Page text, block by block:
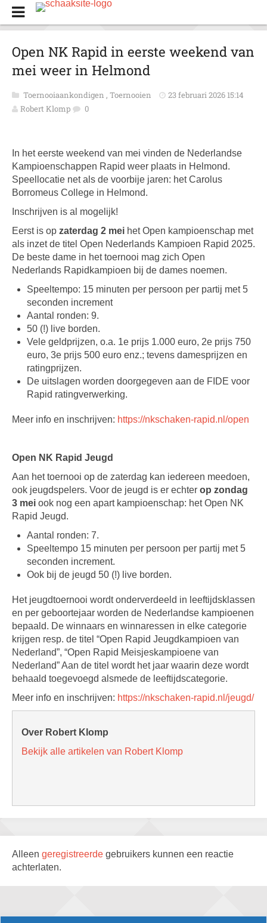
Open NK Rapid in eerste weekend van
mei weer in Helmond
Toernooiaankondigen , Toernooien
23 februari 2026 15:14
Robert Klomp
0
In het eerste weekend van mei vinden de Nederlandse
Kampioenschappen Rapid weer plaats in Helmond.
Speellocatie net als de voorbije jaren: het Carolus
Borromeus College in Helmond.
Inschrijven is al mogelijk!
Eerst is op zaterdag 2 mei het Open kampioenschap met
als inzet de titel Open Nederlands Kampioen Rapid 2025.
De beste dame in het toernooi mag zich Open
Nederlands Rapidkampioen bij de dames noemen.
Speeltempo: 15 minuten per persoon per partij met 5
seconden increment
Aantal ronden: 9.
50 (!) live borden.
Vele geldprijzen, o.a. 1e prijs 1.000 euro, 2e prijs 750
euro, 3e prijs 500 euro enz.; tevens damesprijzen en
ratingprijzen.
De uitslagen worden doorgegeven aan de FIDE voor
Rapid ratingverwerking.
Meer info en inschrijven: https://nkschaken-rapid.nl/open
Open NK Rapid Jeugd
Aan het toernooi op de zaterdag kan iedereen meedoen,
ook jeugdspelers. Voor de jeugd is er echter op zondag
3 mei ook nog een apart kampioenschap: het Open NK
Rapid Jeugd.
Aantal ronden: 7.
Speeltempo 15 minuten per persoon per partij met 5
seconden increment.
Ook bij de jeugd 50 (!) live borden.
Het jeugdtoernooi wordt onderverdeeld in leeftijdsklassen
en per geboortejaar worden de Nederlandse kampioenen
bepaald. De winnaars en winnaressen in elke categorie
krijgen resp. de titel “Open Rapid Jeugdkampioen van
Nederland”, “Open Rapid Meisjeskampioene van
Nederland” Aan de titel wordt het jaar waarin deze wordt
behaald toegevoegd alsmede de leeftijdscategorie.
Meer info en inschrijven: https://nkschaken-rapid.nl/jeugd/
Over Robert Klomp
Bekijk alle artikelen van Robert Klomp
Alleen geregistreerde gebruikers kunnen een reactie
achterlaten.